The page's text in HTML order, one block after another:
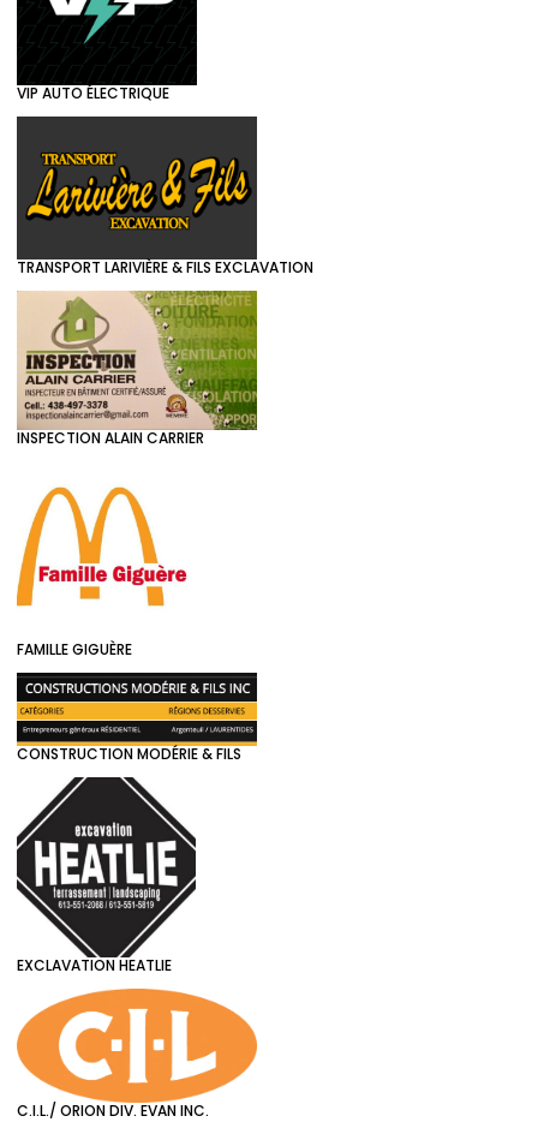
VIP AUTO ÉLECTRIQUE
TRANSPORT LARIVIÈRE & FILS EXCLAVATION
INSPECTION ALAIN CARRIER
FAMILLE GIGUÈRE
CONSTRUCTION MODÉRIE & FILS
EXCLAVATION HEATLIE
C.I.L./ ORION DIV. EVAN INC.